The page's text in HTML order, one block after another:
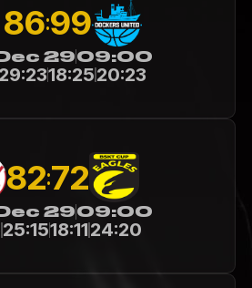
86:99
2909:00
18:2520:23
82:72
2909:00
25:1518:1124:20